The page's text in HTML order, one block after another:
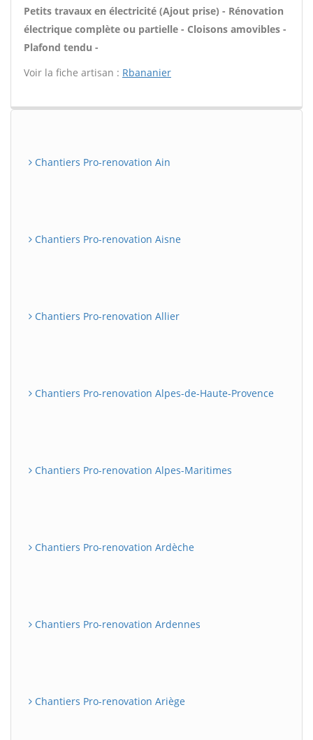
Petits travaux en électricité (Ajout prise) - Rénovation
électrique complète ou partielle - Cloisons amovibles -
Plafond tendu -
Voir la fiche artisan : Rbananier
Chantiers Pro-renovation Ain
Chantiers Pro-renovation Aisne
Chantiers Pro-renovation Allier
Chantiers Pro-renovation Alpes-de-Haute-Provence
Chantiers Pro-renovation Alpes-Maritimes
Chantiers Pro-renovation Ardèche
Chantiers Pro-renovation Ardennes
Chantiers Pro-renovation Ariège